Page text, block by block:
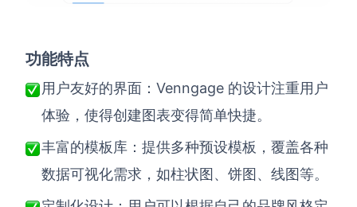
功能特点
用户友好的界面： Venngage 的设计注重用户
体验，使得创建图表变得简单快捷。
丰富的模板库：提供多种预设模板，覆盖各种
数据可视化需求，如柱状图、饼图、线图等。